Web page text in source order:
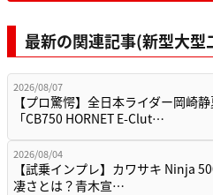
最新の関連記事(新型大
2026/08/07
【プロ驚愕】全日本ライダー岡崎
「CB750 HORNET E-Clut…
2026/08/04
【試乗インプレ】カワサキ Ninja
凄さとは？青木宣…